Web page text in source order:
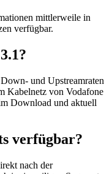
mittlerweile in
verfügbar.
und Upstreamraten
Kabelnetz von Vodafone
Download und aktuell
verfügbar?
nach der